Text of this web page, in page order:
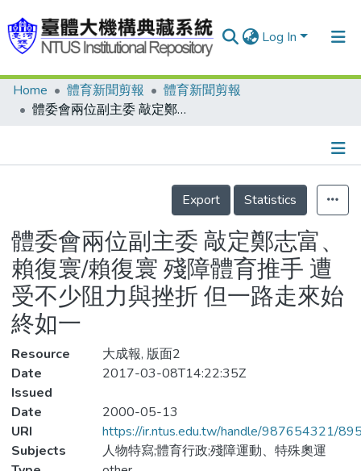
Log In
Communities & Collections
Statistics
Home 體育新聞剪報
體育新聞剪報
體委會兩位副主委 敲定鄭志富、賴復寰/賴復寰 殘障體育推手 遭受不少阻力與挫折 但一路走來始終如一
Details
Export
Statistics
體委會兩位副主委 敲定鄭志富、
賴復寰/賴復寰 殘障體育推手 遭
受不少阻力與挫折 但一路走來始
終如一
Resource
大成報, 版面2
Date
Issued
2017-03-08T14:22:35Z
Date
2000-05-13
URI
https://ir.ntus.edu.tw/handle/987654321/
Subjects
人物特寫;體育行政;殘障運動、特殊奧運